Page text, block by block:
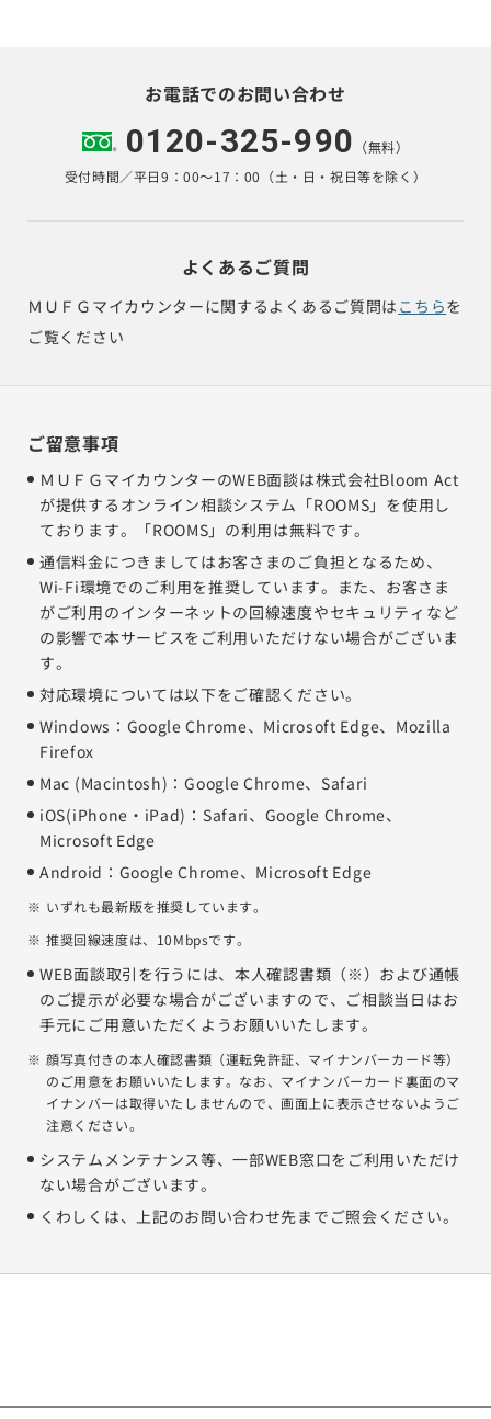
お電話でのお問い合わせ
0120-325-990 （無料）
受付時間／平日9：00～17：00（土・日・祝日等を除く）
よくあるご質問
ＭＵＦＧマイカウンターに関するよくあるご質問は こちらを
ご覧ください
ご留意事項
ＭＵＦＧマイカウンターのWEB面談は株式会社Bloom Act
が提供するオンライン相談システム「ROOMS」を使用し
ております。「ROOMS」の利用は無料です。
通信料金につきましてはお客さまのご負担となるため、
Wi-Fi環境でのご利用を推奨しています。また、お客さま
がご利用のインターネットの回線速度やセキュリティなど
の影響で本サービスをご利用いただけない場合がございま
す。
対応環境については以下をご確認ください。
Windows：Google Chrome、Microsoft Edge、Mozilla
Firefox
Mac (Macintosh)：Google Chrome、Safari
iOS(iPhone・iPad)：Safari、Google Chrome、
Microsoft Edge
Android：Google Chrome、Microsoft Edge
いずれも最新版を推奨しています。
推奨回線速度は、10Mbpsです。
WEB面談取引を行うには、本人確認書類（※）および通帳
のご提示が必要な場合がございますので、ご相談当日はお
手元にご用意いただくようお願いいたします。
顔写真付きの本人確認書類（運転免許証、マイナンバーカード等）
のご用意をお願いいたします。なお、マイナンバーカード裏面のマ
イナンバーは取得いたしませんので、画面上に表示させないようご
注意ください。
システムメンテナンス等、一部WEB窓口をご利用いただけ
ない場合がございます。
くわしくは、上記のお問い合わせ先までご照会ください。